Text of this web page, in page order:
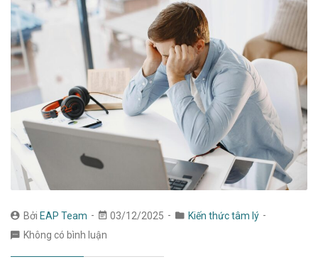
Bởi EAP Team 03/12/2025
Kiến thức tâm lý
Không có bình luận